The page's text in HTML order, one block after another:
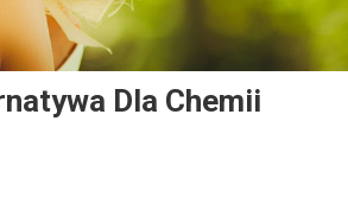
Dla Chemii